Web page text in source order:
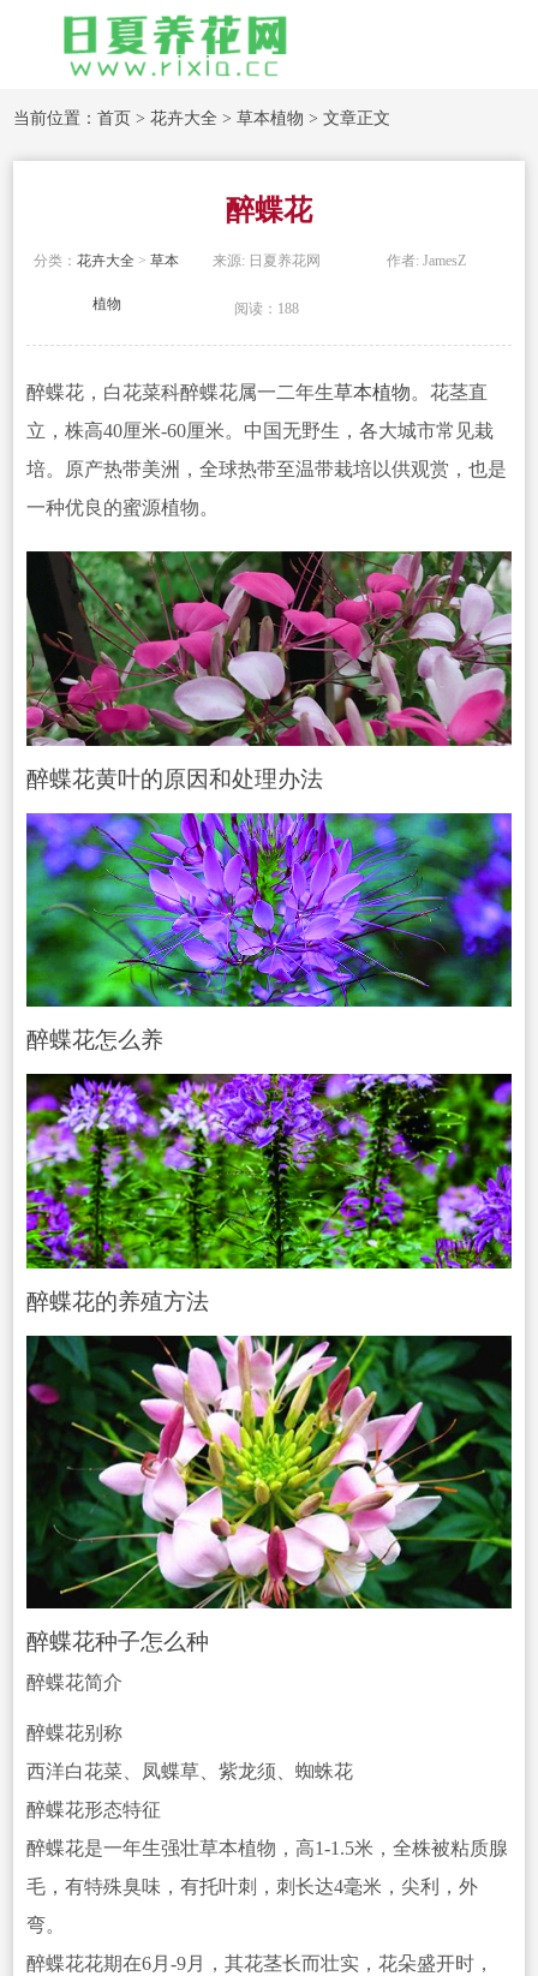
当前位置：首页 >花卉大全 >草本植物 > 文章正文
醉蝶花
分类：花卉大全 >草本
植物
来源: 日夏养花网 作者: JamesZ
阅读：188
醉蝶花，白花菜科醉蝶花属一二年生草本植物。花茎直
立，株高40厘米-60厘米。中国无野生，各大城市常见栽
培。原产热带美洲，全球热带至温带栽培以供观赏，也是
一种优良的蜜源植物。
醉蝶花黄叶的原因和处理办法
醉蝶花怎么养
醉蝶花的养殖方法
醉蝶花种子怎么种
醉蝶花简介
醉蝶花别称
西洋白花菜、凤蝶草、紫龙须、蜘蛛花
醉蝶花形态特征
醉蝶花是一年生强壮草本植物，高1-1.5米，全株被粘质腺
毛，有特殊臭味，有托叶刺，刺长达4毫米，尖利，外
弯。
醉蝶花花期在6月-9月，其花茎长而壮实，花朵盛开时，